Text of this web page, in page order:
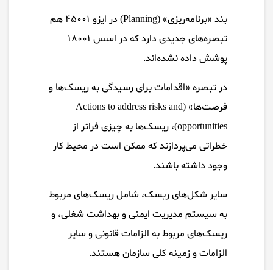
بند «برنامه‌ریزی» (Planning) در ایزو ۴۵۰۰۱ هم
تبصره‌های جدیدی دارد که در اسس ۱۸۰۰۱
پوشش داده نشده‌اند.
در تبصره «اقدامات برای رسیدگی به ریسک‌ها و
فرصت‌ها» (Actions to address risks and
opportunities)، ریسک‌ها به چیزی فراتر از
خطراتی می‌پردازند که ممکن است در محیط کار
وجود داشته باشند.
سایر شکل‌های ریسک، شامل ریسک‌های مربوط
به سیستم مدیریت ایمنی و بهداشت شغلی، و
ریسک‌های مربوط به الزامات قانونی و سایر
الزامات و زمینه کلی سازمان هستند.